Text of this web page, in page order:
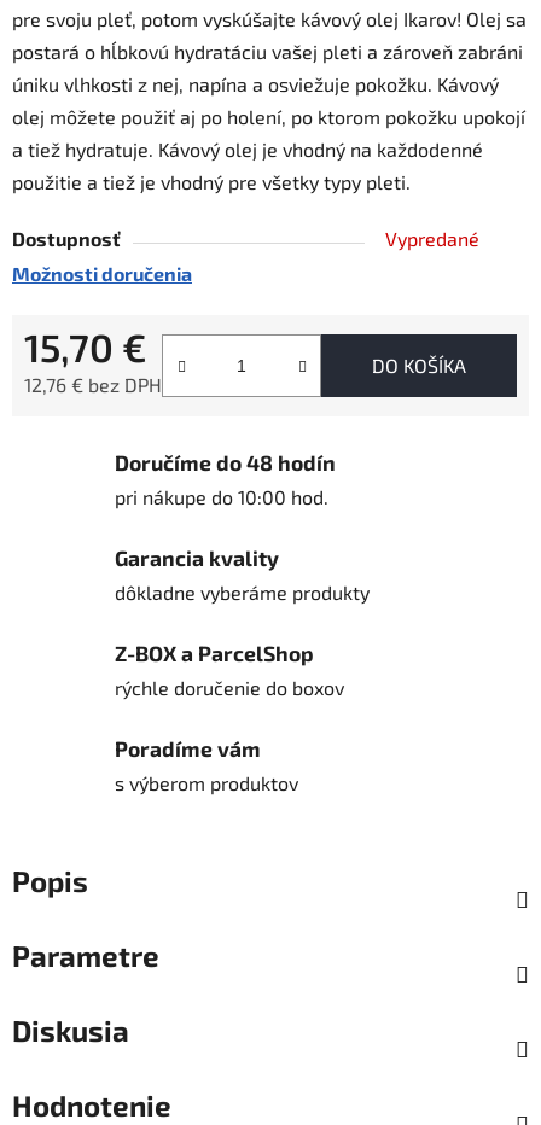
pre svoju pleť, potom vyskúšajte kávový olej Ikarov! Olej sa
postará o hĺbkovú hydratáciu vašej pleti a zároveň zabráni
úniku vlhkosti z nej, napína a osviežuje pokožku. Kávový
olej môžete použiť aj po holení, po ktorom pokožku upokojí
a tiež hydratuje. Kávový olej je vhodný na každodenné
použitie a tiež je vhodný pre všetky typy pleti.
Dostupnosť
Vypredané
Možnosti doručenia
15,70 €
12,76 € bez DPH
DO KOŠÍKA
Doručíme do 48 hodín
pri nákupe do 10:00 hod.
Garancia kvality
dôkladne vyberáme produkty
Z-BOX a ParcelShop
rýchle doručenie do boxov
Poradíme vám
s výberom produktov
Popis
Parametre
Diskusia
Hodnotenie